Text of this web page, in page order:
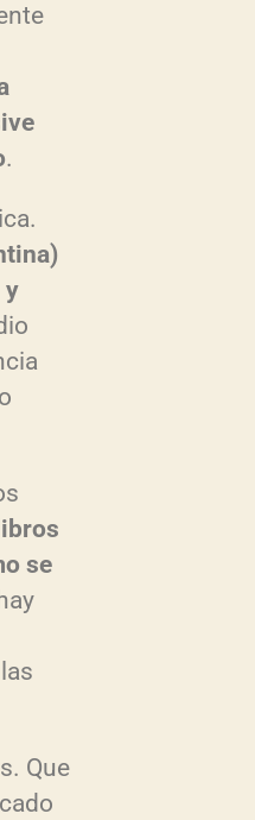
.
y
se
Que